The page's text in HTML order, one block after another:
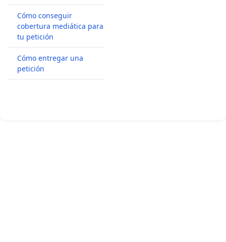
Cómo conseguir
cobertura mediática para
tu petición
Cómo entregar una
petición